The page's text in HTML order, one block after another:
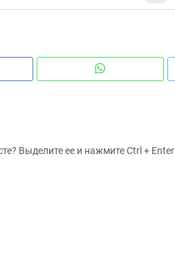
Выделите ее и нажмите Ctrl + Enter